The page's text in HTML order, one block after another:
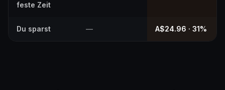
feste Zeit
Du sparst — A$24.96 · 31%